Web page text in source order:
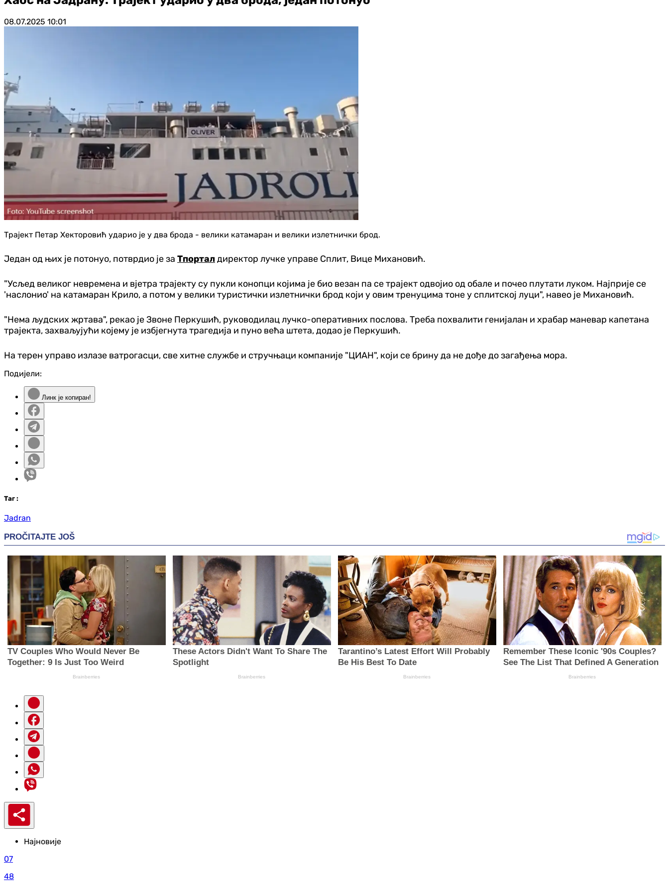
08.07.2025 10:01
Трајект Петар Хекторовић ударио је у два брода - велики катамаран и велики излетнички брод.
Један од њих је потонуо, потврдио је за Тпорталдиректор лучке управе Сплит, Вице Михановић.
"Усљед великог невремена и вјетра трајекту су пукли конопци којима је био везан па се трајект одвојио од обале и почео плутати луком. Најприје се
'наслонио' на катамаран Крило, а потом у велики туристички излетнички брод који у овим тренуцима тоне у сплитској луци", навео је Михановић.
"Нема људских жртава", рекао је Звоне Перкушић, руководилац лучко-оперативних послова. Треба похвалити генијалан и храбар маневар капетана
трајекта, захваљујући којему је избјегнута трагедија и пуно већа штета, додао је Перкушић.
На терен управо излазе ватрогасци, све хитне службе и стручњаци компаније "ЦИАН", који се брину да не дође до загађења мора.
Подијели:
Линк је копиран!
Таг :
Jadran
Најновије
07
48